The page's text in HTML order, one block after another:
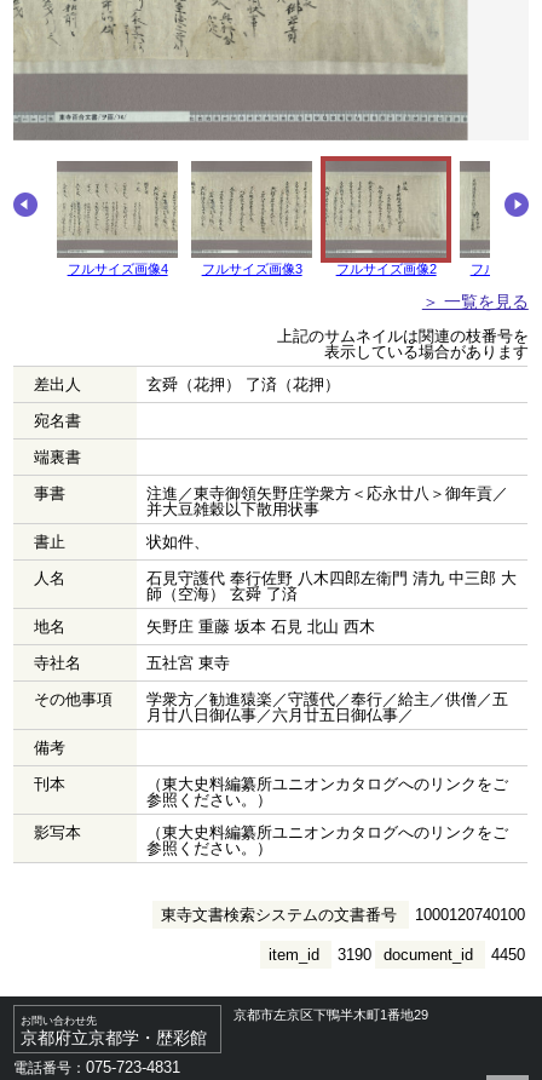
フルサイズ画像4 フルサイズ画像3 フルサイズ画像2 フルサイズ
＞ 一覧を見る
上記のサムネイルは関連の枝番号を
表示している場合があります
差出人
玄舜（花押） 了済（花押）
宛名書
端裏書
事書
注進／東寺御領矢野庄学衆方＜応永廿八＞御年貢／
并大豆雑穀以下散用状事
書止
状如件、
人名
石見守護代 奉行佐野 八木四郎左衛門 清九 中三郎 大
師（空海） 玄舜 了済
地名
矢野庄 重藤 坂本 石見 北山 西木
寺社名
五社宮 東寺
その他事項
学衆方／勧進猿楽／守護代／奉行／給主／供僧／五
月廿八日御仏事／六月廿五日御仏事／
備考
刊本
（東大史料編纂所ユニオンカタログへのリンクをご
参照ください。）
影写本
（東大史料編纂所ユニオンカタログへのリンクをご
参照ください。）
東寺文書検索システムの文書番号 1000120740100
document_id 4450
item_id 3190
お問い合わせ先
京都府立京都学・歴彩館
京都市左京区下鴨半木町1番地29
電話番号：075-723-4831